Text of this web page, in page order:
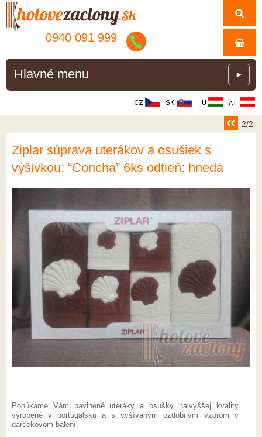
0940 091 999
Hlavné menu ►
2/2
Ziplar súprava uterákov a osušiek s
výšivkou: “Concha” 6ks odtieň: hnedá
Ponúkame Vám bavlnené uteráky a osušky najvyššej kvality
vyrobené v portugalsku a s vyšívaným ozdobným vzorom v
darčekovom balení.